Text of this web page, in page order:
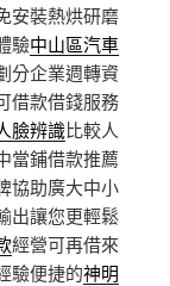
安裝熱烘研磨
驗中山區汽車
分企業週轉資
借款借錢服務
臉辨識比較人
當鋪借款推薦
協助廣大中小
出讓您更輕鬆
經營可再借來
驗便捷的神明